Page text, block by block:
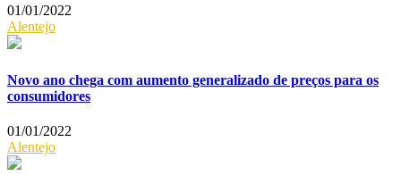
01/01/2022
Alentejo
Novo ano chega com aumento generalizado de preços para os
consumidores
01/01/2022
Alentejo